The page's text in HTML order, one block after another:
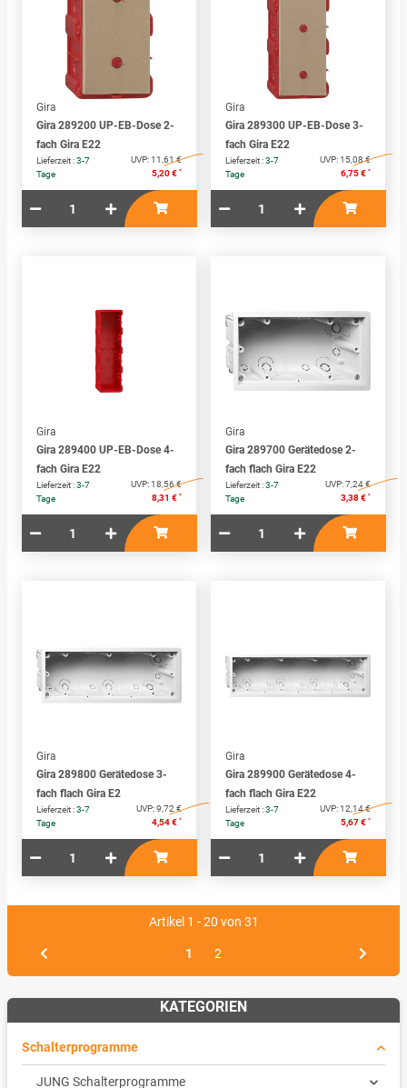
Gira
Gira 289200 UP-EB-Dose 2-
fach Gira E22
Lieferzeit :3-7
Tage
UVP:11,61 €
5,20 € *
Gira
Gira 289300 UP-EB-Dose 3-
fach Gira E22
Lieferzeit :3-7
Tage
UVP:15,08 €
6,75 € *
Gira
Gira 289400 UP-EB-Dose 4-
fach Gira E22
Lieferzeit :3-7
Tage
UVP:18,56 €
8,31 € *
Gira
Gira 289700 Gerätedose 2-
fach flach Gira E22
Lieferzeit :3-7
Tage
UVP:7,24 €
3,38 € *
Gira
Gira 289800 Gerätedose 3-
fach flach Gira E2
Lieferzeit :3-7
Tage
UVP:9,72 €
4,54 € *
Gira
Gira 289900 Gerätedose 4-
fach flach Gira E22
Lieferzeit :3-7
Tage
UVP:12,14 €
5,67 € *
Artikel 1 - 20 von 31
1 2
KATEGORIEN
Schalterprogramme
JUNG Schalterprogramme